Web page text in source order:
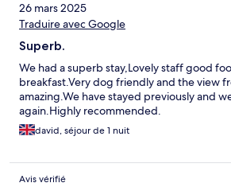
26 mars 2025
Traduire avec Google
Superb.
We had a superb stay,Lovely staff good
breakfast.Very dog friendly and the view
amazing.We have stayed previously and
again.Highly recommended.
david, séjour de 1 nuit
Avis vérifié